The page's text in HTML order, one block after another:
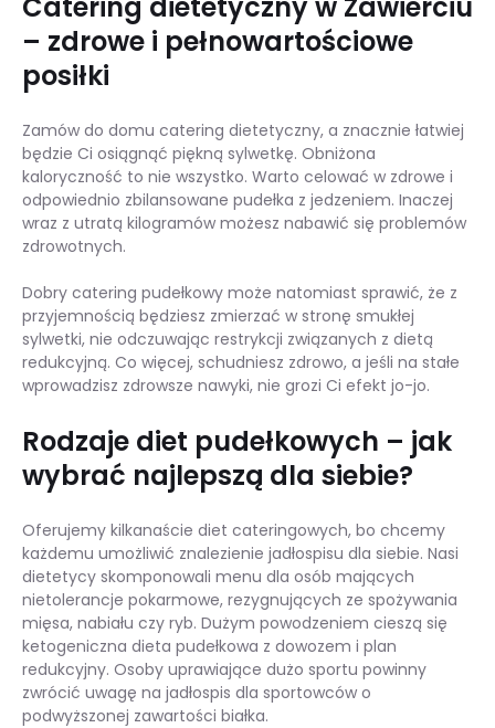
– zdrowe i pełnowartościowe
posiłki
Zamów do domu catering dietetyczny, a znacznie łatwiej
będzie Ci osiągnąć piękną sylwetkę. Obniżona
kaloryczność to nie wszystko. Warto celować w zdrowe i
odpowiednio zbilansowane pudełka z jedzeniem. Inaczej
wraz z utratą kilogramów możesz nabawić się problemów
zdrowotnych.
Dobry catering pudełkowy może natomiast sprawić, że z
przyjemnością będziesz zmierzać w stronę smukłej
sylwetki, nie odczuwając restrykcji związanych z dietą
redukcyjną. Co więcej, schudniesz zdrowo, a jeśli na stałe
wprowadzisz zdrowsze nawyki, nie grozi Ci efekt jo-jo.
Rodzaje diet pudełkowych – jak
wybrać najlepszą dla siebie?
Oferujemy kilkanaście diet cateringowych, bo chcemy
każdemu umożliwić znalezienie jadłospisu dla siebie. Nasi
dietetycy skomponowali menu dla osób mających
nietolerancje pokarmowe, rezygnujących ze spożywania
mięsa, nabiału czy ryb. Dużym powodzeniem cieszą się
ketogeniczna dieta pudełkowa z dowozem i plan
redukcyjny. Osoby uprawiające dużo sportu powinny
zwrócić uwagę na jadłospis dla sportowców o
podwyższonej zawartości białka.